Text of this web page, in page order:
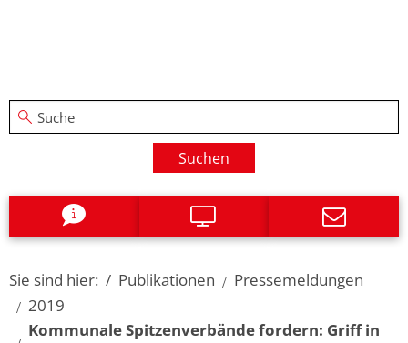
Suchen
Sie sind hier: Publikationen
Pressemeldungen
2019
Kommunale Spitzenverbände fordern: Griff in